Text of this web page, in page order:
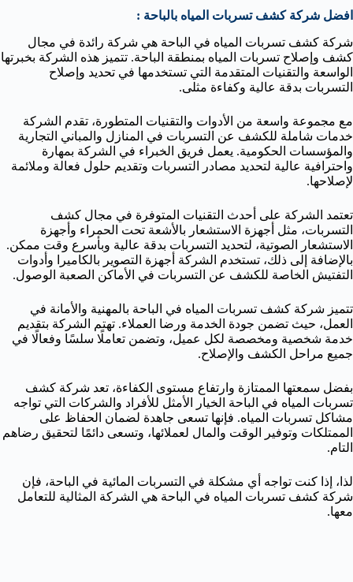
افضل شركة كشف تسربات المياه بالباحة :
شركة كشف تسربات المياه في الباحة هي شركة رائدة في مجال
كشف وإصلاح تسربات المياه بمنطقة الباحة. تتميز هذه الشركة بخبرتها
الواسعة والتقنيات المتقدمة التي تستخدمها في تحديد وإصلاح
التسربات بدقة عالية وكفاءة مثلى.
مع مجموعة واسعة من الأدوات والتقنيات المتطورة، تقدم الشركة
خدمات شاملة للكشف عن التسربات في المنازل والمباني التجارية
والمؤسسات الحكومية. يعمل فريق الخبراء في الشركة بمهارة
واحترافية عالية لتحديد مصادر التسربات وتقديم حلول فعالة وملائمة
لإصلاحها.
تعتمد الشركة على أحدث التقنيات المتوفرة في مجال كشف
التسربات، مثل أجهزة الاستشعار بالأشعة تحت الحمراء وأجهزة
الاستشعار الصوتية، لتحديد التسربات بدقة عالية وبأسرع وقت ممكن.
بالإضافة إلى ذلك، تستخدم الشركة أجهزة التصوير بالكاميرا وأدوات
التفتيش الخاصة للكشف عن التسربات في الأماكن الصعبة الوصول.
تتميز شركة كشف تسربات المياه في الباحة بالمهنية والأمانة في
العمل، حيث تضمن جودة الخدمة ورضا العملاء. تهتم الشركة بتقديم
خدمة شخصية ومخصصة لكل عميل، وتضمن تعاملًا سلسًا وفعالًا في
جميع مراحل الكشف والإصلاح.
بفضل سمعتها الممتازة وارتفاع مستوى الكفاءة، تعد شركة كشف
تسربات المياه في الباحة الخيار الأمثل للأفراد والشركات التي تواجه
مشاكل تسربات المياه. فإنها تسعى جاهدة لضمان الحفاظ على
الممتلكات وتوفير الوقت والمال لعملائها، وتسعى دائمًا لتحقيق رضاهم
التام.
لذا، إذا كنت تواجه أي مشكلة في التسربات المائية في الباحة، فإن
شركة كشف تسربات المياه في الباحة هي الشركة المثالية للتعامل
معها.